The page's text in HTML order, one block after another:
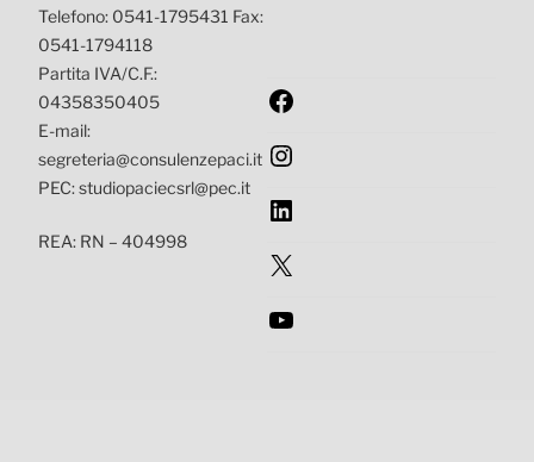
Telefono: 0541-1795431 Fax:
0541-1794118
Partita IVA/C.F.:
04358350405
E-mail:
segreteria@consulenzepaci.it
PEC: studiopaciecsrl@pec.it
REA: RN – 404998